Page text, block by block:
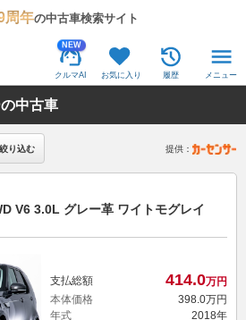
周年の中古車検索サイト
NEW
クルマAI お気に入り 履歴 メニュー
中古車
絞り込む 提供：
V6 3.0L グレー革 ワイトモグレイ
支払総額 414.0万円
本体価格
398. 0万円
年式
2018年